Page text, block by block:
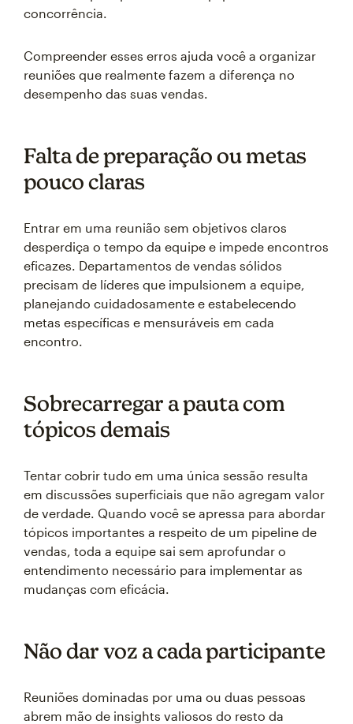
concorrência.
Compreender esses erros ajuda você a organizar
reuniões que realmente fazem a diferença no
desempenho das suas vendas.
Falta de preparação ou metas
pouco claras
Entrar em uma reunião sem objetivos claros
desperdiça o tempo da equipe e impede encontros
eficazes. Departamentos de vendas sólidos
precisam de líderes que impulsionem a equipe,
planejando cuidadosamente e estabelecendo
metas específicas e mensuráveis em cada
encontro.
Sobrecarregar a pauta com
tópicos demais
Tentar cobrir tudo em uma única sessão resulta
em discussões superficiais que não agregam valor
de verdade. Quando você se apressa para abordar
tópicos importantes a respeito de um pipeline de
vendas, toda a equipe sai sem aprofundar o
entendimento necessário para implementar as
mudanças com eficácia.
Não dar voz a cada participante
Reuniões dominadas por uma ou duas pessoas
abrem mão de insights valiosos do resto da